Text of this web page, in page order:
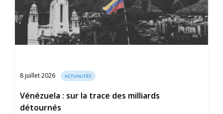
8 juillet 2026 ACTUALITÉS
Vénézuela : sur la trace des milliards
détournés